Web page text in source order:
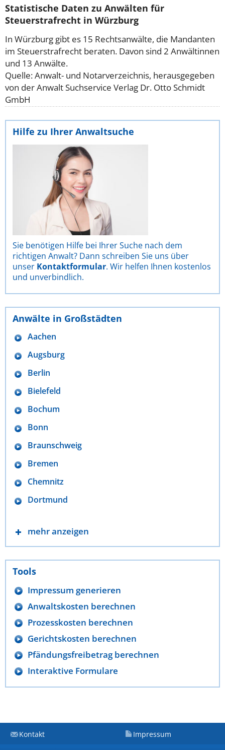
Statistische Daten zu Anwälten für
Steuerstrafrecht in Würzburg
In Würzburg gibt es 15 Rechtsanwälte, die Mandanten
im Steuerstrafrecht beraten. Davon sind 2 Anwältinnen
und 13 Anwälte.
Quelle: Anwalt- und Notarverzeichnis, herausgegeben
von der Anwalt Suchservice Verlag Dr. Otto Schmidt
GmbH
Hilfe zu Ihrer Anwaltsuche
Sie benötigen Hilfe bei Ihrer Suche nach dem
richtigen Anwalt? Dann schreiben Sie uns über
unser Kontaktformular. Wir helfen Ihnen kostenlos
und unverbindlich.
Anwälte in Großstädten
Aachen
Augsburg
Berlin
Bielefeld
Bochum
Bonn
Braunschweig
Bremen
Chemnitz
Dortmund
mehr anzeigen
Tools
Impressum generieren
Anwaltskosten berechnen
Prozesskosten berechnen
Gerichtskosten berechnen
Pfändungsfreibetrag berechnen
Interaktive Formulare
Kontakt Impressum